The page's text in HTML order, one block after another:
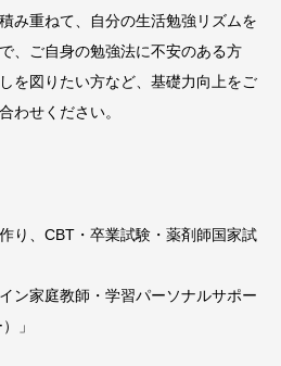
み重ねて、自分の生活勉強リズムを
、ご自身の勉強法に不安のある方
を図りたい方など、基礎力向上をご
わせください。
り、CBT・卒業試験・薬剤師国家試
ン家庭教師・学習パーソナルサポー
」